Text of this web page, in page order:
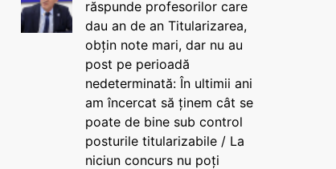
răspunde profesorilor care
dau an de an Titularizarea,
obțin note mari, dar nu au
post pe perioadă
nedeterminată: În ultimii ani
am încercat să ținem cât se
poate de bine sub control
posturile titularizabile / La
niciun concurs nu poți